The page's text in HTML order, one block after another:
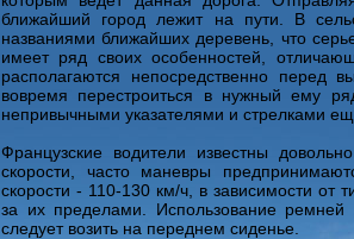
ближайший город лежит на пути. В
названиями ближайших деревень, что
имеет ряд своих особенностей,
располагаются непосредственно перед
вовремя перестроиться в нужный ему
непривычными указателями и стрелками
Французские водители известны
скорости, часто маневры
скорости - 110-130 км/ч, в зависимости от
за их пределами. Использование
следует возить на переднем сиденье.